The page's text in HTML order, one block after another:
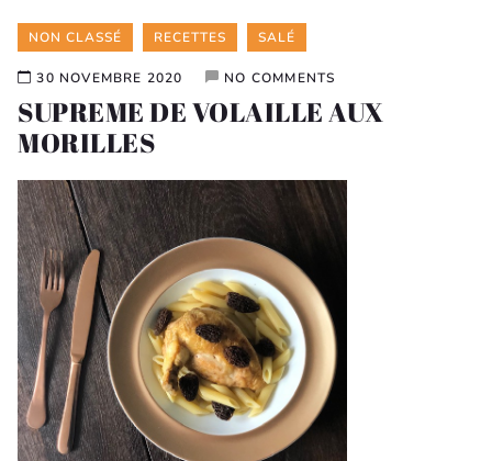
Categories
NON CLASSÉ RECETTES SALÉ
30 NOVEMBRE 2020 NO COMMENTS
SUPREME DE VOLAILLE AUX
MORILLES